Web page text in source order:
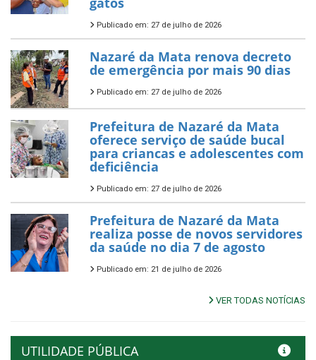
Publicado em: 27 de julho de 2026
Nazaré da Mata renova decreto
de emergência por mais 90 dias
Publicado em: 27 de julho de 2026
Prefeitura de Nazaré da Mata
oferece serviço de saúde bucal
para criancas e adolescentes com
deficiência
Publicado em: 27 de julho de 2026
Prefeitura de Nazaré da Mata
realiza posse de novos servidores
da saúde no dia 7 de agosto
Publicado em: 21 de julho de 2026
VER TODAS NOTÍCIAS
UTILIDADE PÚBLICA